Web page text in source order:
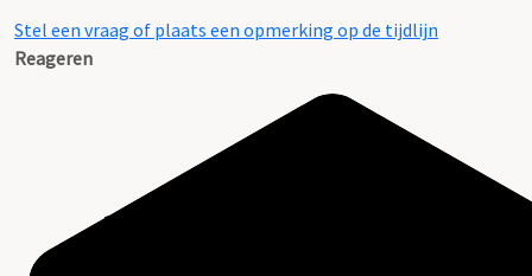
Stel een vraag of plaats een opmerking op de tijdlijn
Reageren